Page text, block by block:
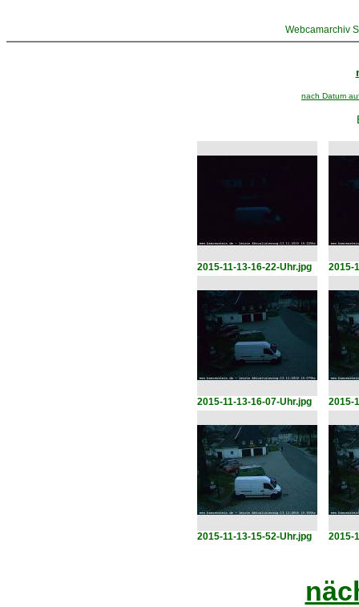
Webcamarchiv
nach Datum
2015-11-13-16-22-Uhr.jpg 2015-
2015-11-13-16-07-Uhr.jpg 2015-
2015-11-13-15-52-Uhr.jpg 2015-